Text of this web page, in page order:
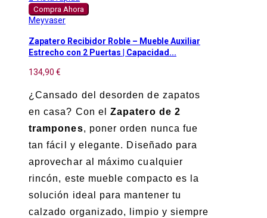
Compra Ahora
Meyvaser
Zapatero Recibidor Roble – Mueble Auxiliar
Estrecho con 2 Puertas | Capacidad...
134,90 €
¿Cansado del desorden de zapatos
en casa? Con elZapatero de 2
trampones, poner orden nunca fue
tan fácil y elegante. Diseñado para
aprovechar al máximo cualquier
rincón, este mueble compacto es la
solución ideal para mantener tu
calzado organizado, limpio y siempre